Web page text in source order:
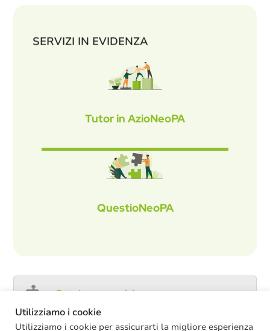
SERVIZI IN EVIDENZA
Tutor in AzioNeoPA
QuestioNeoPA
Catalogo servizi
Utilizziamo i cookie
Utilizziamo i cookie per assicurarti la migliore esperienza